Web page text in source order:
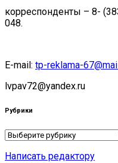
корреспонденты – 8-
048.
E-mail: tp-reklama-
lvpav72@yandex.ru
Рубрики
Рубрики
Написать редактору